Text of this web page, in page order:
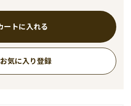
ートに入れる
お気に入り登録